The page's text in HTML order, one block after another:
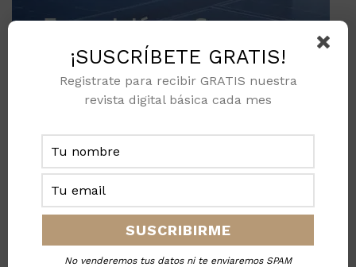
¡SUSCRÍBETE GRATIS!
Registrate para recibir GRATIS nuestra
revista digital básica cada mes
No venderemos tus datos ni te enviaremos SPAM